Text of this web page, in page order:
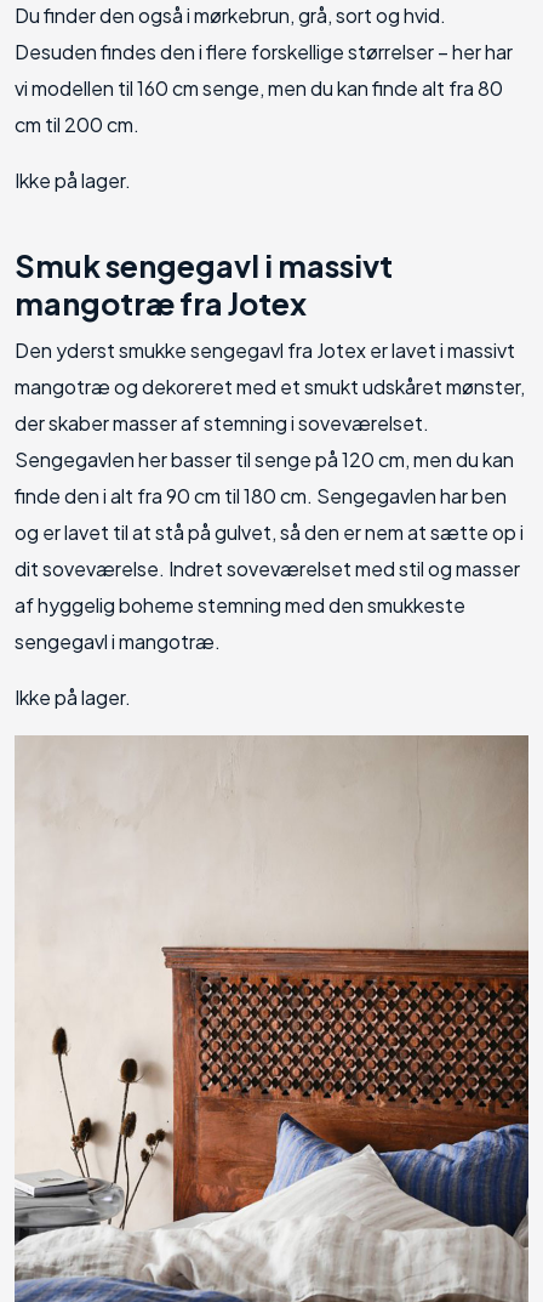
Du finder den også i mørkebrun, grå, sort og hvid.
Desuden findes den i flere forskellige størrelser – her har
vi modellen til 160 cm senge, men du kan finde alt fra 80
cm til 200 cm.
Ikke på lager.
Smuk sengegavl i massivt
mangotræ fra Jotex
Den yderst smukke sengegavl fra Jotex er lavet i massivt
mangotræ og dekoreret med et smukt udskåret mønster,
der skaber masser af stemning i soveværelset.
Sengegavlen her basser til senge på 120 cm, men du kan
finde den i alt fra 90 cm til 180 cm. Sengegavlen har ben
og er lavet til at stå på gulvet, så den er nem at sætte op i
dit soveværelse. Indret soveværelset med stil og masser
af hyggelig boheme stemning med den smukkeste
sengegavl i mangotræ.
Ikke på lager.